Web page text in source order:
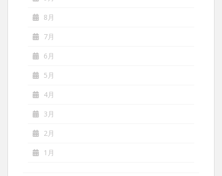
8月
7月
6月
5月
4月
3月
2月
1月